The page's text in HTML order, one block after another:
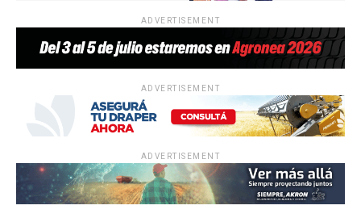
ADVERTISEMENT
ADVERTISEMENT
ADVERTISEMENT